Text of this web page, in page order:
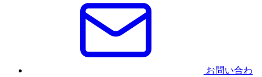
お問い合わ